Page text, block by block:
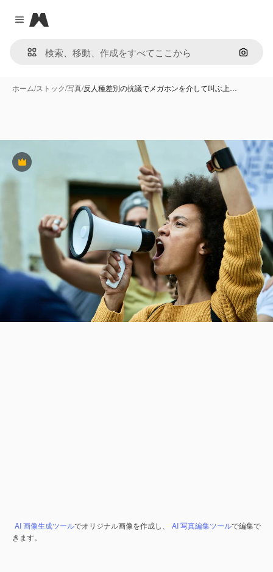
Close menu
Magnific
画像で
ホーム/ストック/写真/反人種差別の抗議でメガホンを介して叫ぶ上…
Premium
AI 画像生成ツールでオリジナル画像を作成し、 AI 写真編集ツールで編集で
きます。